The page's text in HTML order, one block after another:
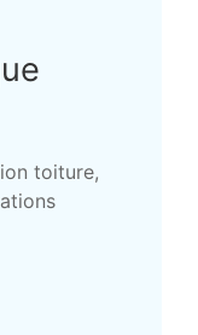
toiture,